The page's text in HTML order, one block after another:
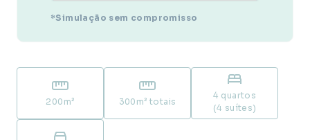
200 m² 300 m² totais
4 quartos
(4 suítes)
*Simulação sem compromisso